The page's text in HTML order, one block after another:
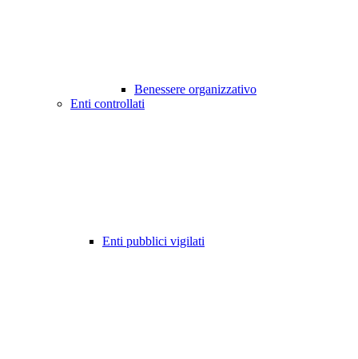
Benessere organizzativo
Enti controllati
Enti pubblici vigilati